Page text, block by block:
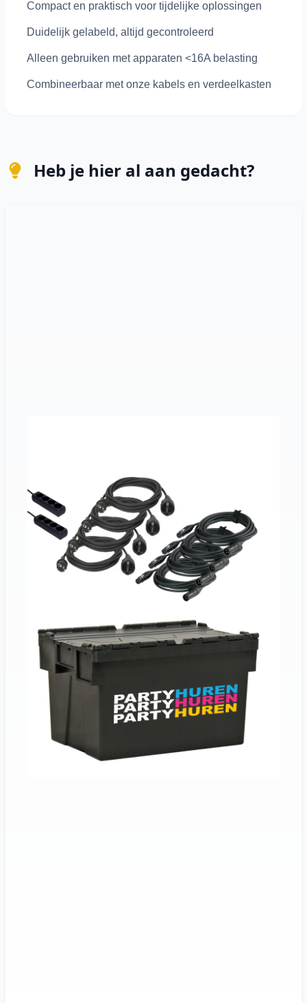
Compact en praktisch voor tijdelijke oplossingen
Duidelijk gelabeld, altijd gecontroleerd
Alleen gebruiken met apparaten <16A belasting
Combineerbaar met onze kabels en verdeelkasten
Heb je hier al aan gedacht?